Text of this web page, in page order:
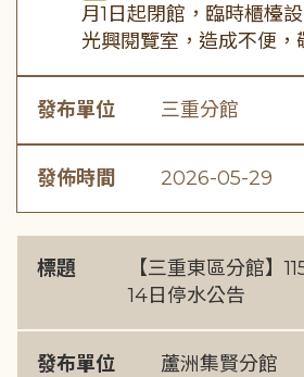
月1日起閉館，臨時櫃檯
光興閱覽室，造成不便，
發布單位 三重分館
發佈時間 2026-05-29
標題
【三重東區分館】
14日停水公告
發布單位 蘆洲集賢分館